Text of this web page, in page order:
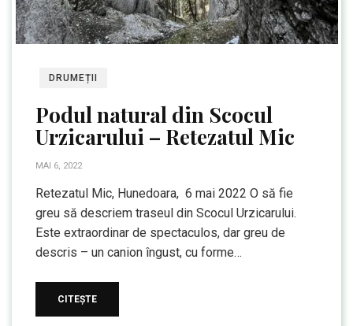
DRUMEȚII
Podul natural din Scocul
Urzicarului – Retezatul Mic
MAI 6, 2022
Retezatul Mic, Hunedoara, 6 mai 2022 O să fie
greu să descriem traseul din Scocul Urzicarului.
Este extraordinar de spectaculos, dar greu de
descris – un canion îngust, cu forme…
CITEȘTE